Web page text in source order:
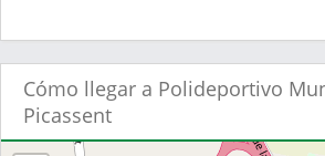
Cómo llegar a Polideportivo
Picassent